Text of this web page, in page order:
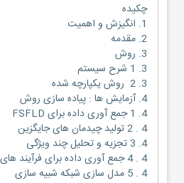
چکیده
1. انگیزش و اهمیت
2. مقدمه
3. روش
3. 1 شرح سیستم
3. 2 روش یکپارچه شده
4. آزمایش ها : پیاده سازی روش
4. 1 جمع آوری داده برای FSFLD
4 . 2 تولید چیدمان های جایگزین
4. 3 تجزیه و تحلیل چند ویژگی
4 . 4 جمع آوری داده برای فرآیند های تولید
4 . 5 مدل سازی شبکه شبیه سازی